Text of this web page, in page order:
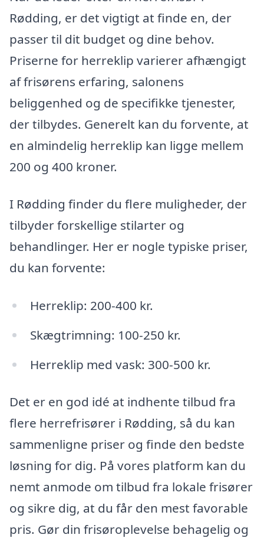
Rødding, er det vigtigt at finde en, der
passer til dit budget og dine behov.
Priserne for herreklip varierer afhængigt
af frisørens erfaring, salonens
beliggenhed og de specifikke tjenester,
der tilbydes. Generelt kan du forvente, at
en almindelig herreklip kan ligge mellem
200 og 400 kroner.
I Rødding finder du flere muligheder, der
tilbyder forskellige stilarter og
behandlinger. Her er nogle typiske priser,
du kan forvente:
Herreklip: 200-400 kr.
Skægtrimning: 100-250 kr.
Herreklip med vask: 300-500 kr.
Det er en god idé at indhente tilbud fra
flere herrefrisører i Rødding, så du kan
sammenligne priser og finde den bedste
løsning for dig. På vores platform kan du
nemt anmode om tilbud fra lokale frisører
og sikre dig, at du får den mest favorable
pris. Gør din frisøroplevelse behagelig og